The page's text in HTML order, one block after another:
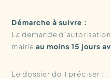
Démarche à suivre :
La demande
mairie au moins 15 jours
Le dossier doit préciser :